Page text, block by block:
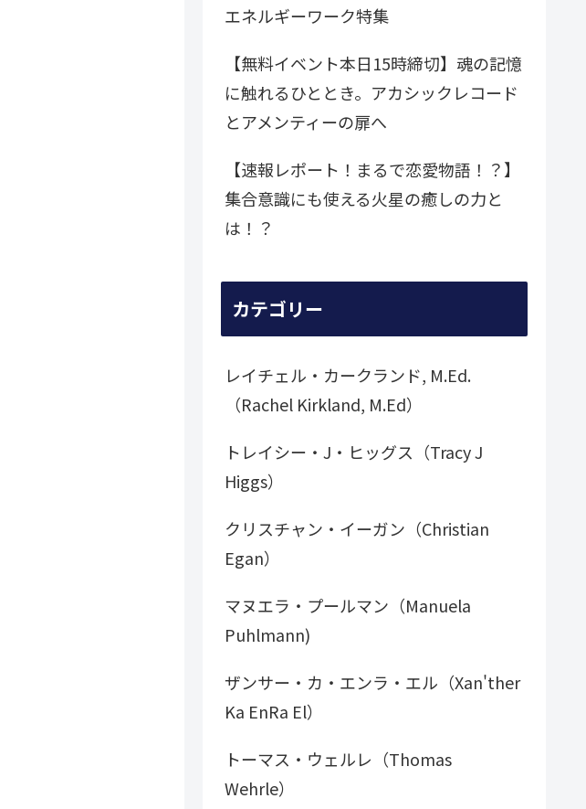
エネルギーワーク特集
【無料イベント本日15時締切】魂の記憶
に触れるひととき。アカシックレコード
とアメンティーの扉へ
【速報レポート！まるで恋愛物語！？】
集合意識にも使える火星の癒しの力と
は！？
カテゴリー
レイチェル・カークランド, M.Ed.
（Rachel Kirkland, M.Ed）
トレイシー・J・ヒッグス（Tracy J
Higgs）
クリスチャン・イーガン（Christian
Egan）
マヌエラ・プールマン（Manuela
Puhlmann)
ザンサー・カ・エンラ・エル（Xan'ther
Ka EnRa El）
トーマス・ウェルレ（Thomas
Wehrle）